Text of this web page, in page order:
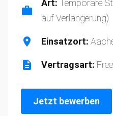
Art: Temporäre
auf Verlängerung)
Einsatzort:
Vertragsart:
Jetzt bewerben